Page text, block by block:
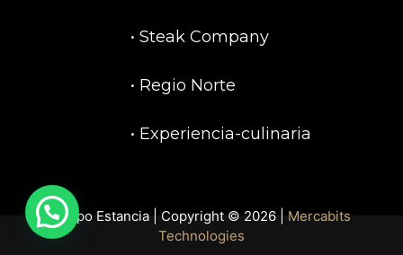
• Steak Company
• Regio Norte
• Experiencia-culinaria
Grupo Estancia | Copyright © 2026 | Mercabits
Technologies
¡Contáctanos!